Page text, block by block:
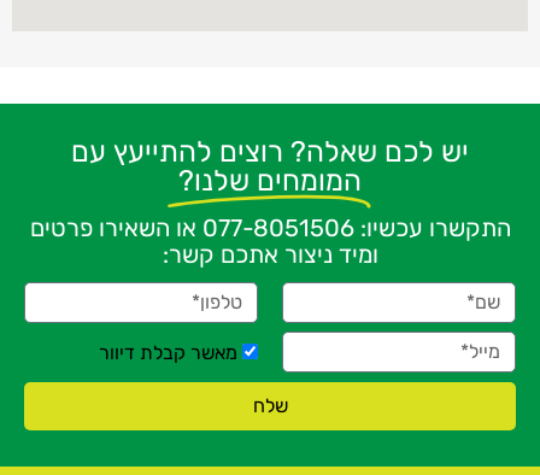
יש לכם שאלה? רוצים להתייעץ עם
המומחים שלנו?
התקשרו עכשיו:077-8051506 או השאירו פרטים
ומיד ניצור אתכם קשר:
מאשר קבלת דיוור
שלח